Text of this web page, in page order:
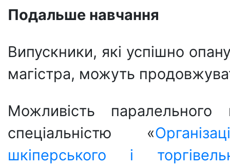
Подальше навчання
Випускники, які успішно
магістра, можуть
Можливість паралельного
спеціальністю «
шкіперського і